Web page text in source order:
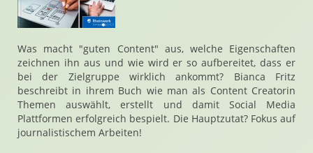
Was macht "guten Content" aus, welche Eigenschaften
zeichnen ihn aus und wie wird er so aufbereitet, dass er
bei der Zielgruppe wirklich ankommt? Bianca Fritz
beschreibt in ihrem Buch wie man als Content Creatorin
Themen auswählt, erstellt und damit Social Media
Plattformen erfolgreich bespielt. Die Hauptzutat? Fokus auf
journalistischem Arbeiten!